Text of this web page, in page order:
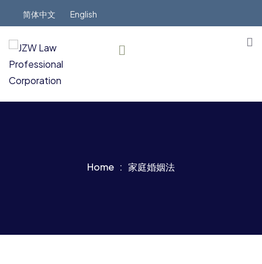
简体中文 English
Home 家庭婚姻法